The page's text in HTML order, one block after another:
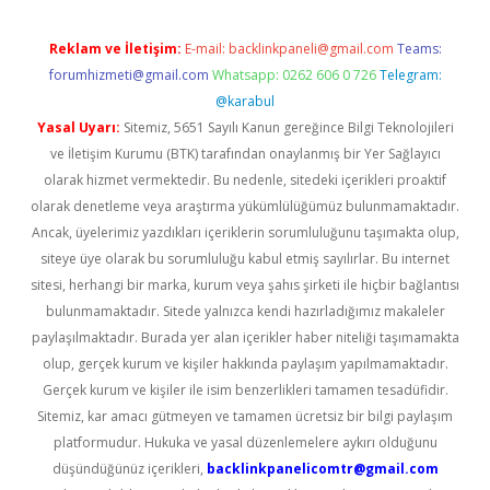
Reklam ve İletişim: E-mail: backlinkpaneli@gmail.com Teams:
forumhizmeti@gmail.com Whatsapp: 0262 606 0 726 Telegram:
@karabul
Yasal Uyarı: Sitemiz, 5651 Sayılı Kanun gereğince Bilgi Teknolojileri
ve İletişim Kurumu (BTK) tarafından onaylanmış bir Yer Sağlayıcı
olarak hizmet vermektedir. Bu nedenle, sitedeki içerikleri proaktif
olarak denetleme veya araştırma yükümlülüğümüz bulunmamaktadır.
Ancak, üyelerimiz yazdıkları içeriklerin sorumluluğunu taşımakta olup,
siteye üye olarak bu sorumluluğu kabul etmiş sayılırlar. Bu internet
sitesi, herhangi bir marka, kurum veya şahıs şirketi ile hiçbir bağlantısı
bulunmamaktadır. Sitede yalnızca kendi hazırladığımız makaleler
paylaşılmaktadır. Burada yer alan içerikler haber niteliği taşımamakta
olup, gerçek kurum ve kişiler hakkında paylaşım yapılmamaktadır.
Gerçek kurum ve kişiler ile isim benzerlikleri tamamen tesadüfidir.
Sitemiz, kar amacı gütmeyen ve tamamen ücretsiz bir bilgi paylaşım
platformudur. Hukuka ve yasal düzenlemelere aykırı olduğunu
düşündüğünüz içerikleri, backlinkpanelicomtr@gmail.com